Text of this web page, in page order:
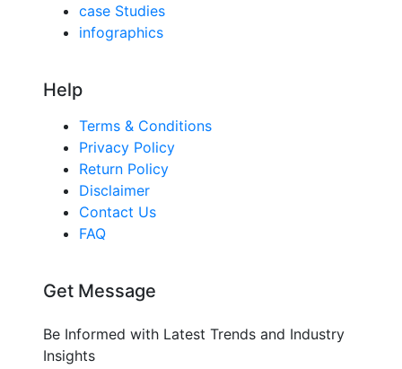
case Studies
infographics
Help
Terms & Conditions
Privacy Policy
Return Policy
Disclaimer
Contact Us
FAQ
Get Message
Be Informed with Latest Trends and Industry
Insights